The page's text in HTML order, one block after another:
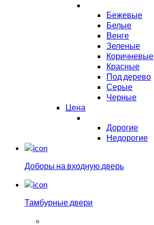
Бежевые
Белые
Венге
Зеленые
Коричневые
Красные
Под дерево
Серые
Черные
Цена
Дорогие
Недорогие
Доборы на входную дверь
Тамбурные двери